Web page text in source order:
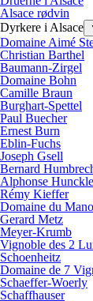
Alsace rødvin
Dyrkere i Alsace
Domaine Aimé
Christian Barthel
Baumann-Zirgel
Domaine Bohn
Camille Braun
Burghart-Spettel
Paul Buecher
Ernest Burn
Eblin-Fuchs
Joseph Gsell
Bernard
Alphonse
Rémy Kieffer
Domaine du
Gerard Metz
Meyer-Krumb
Vignoble des 2
Schoenheitz
Domaine de 7
Schaeffer-Woerly
Schaffhauser